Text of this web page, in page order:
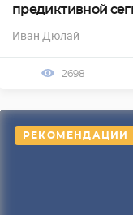
предиктивной
Иван Дюлай
2698
РЕКОМЕНДАЦИИ